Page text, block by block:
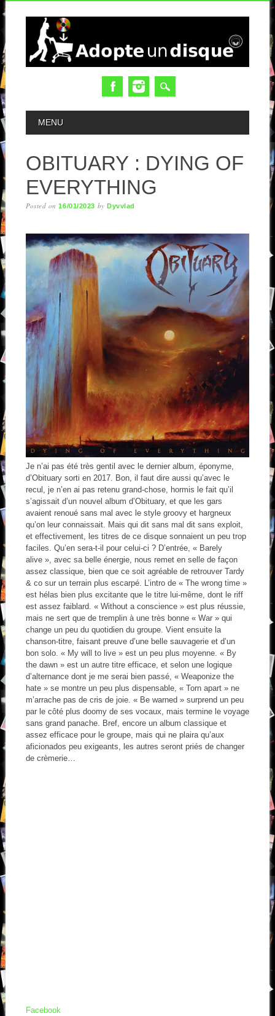
MAIN MENU
MENU
OBITUARY : DYING OF
EVERYTHING
Posted on16/01/2023 byDyvvlad
Je n’ai pas été très gentil avec le dernier album, éponyme,
d’Obituary sorti en 2017. Bon, il faut dire aussi qu’avec le
recul, je n’en ai pas retenu grand-chose, hormis le fait qu’il
s’agissait d’un nouvel album d’Obituary, et que les gars
avaient renoué sans mal avec le style groovy et hargneux
qu’on leur connaissait. Mais qui dit sans mal dit sans exploit,
et effectivement, les titres de ce disque sonnaient un peu trop
faciles. Qu’en sera-t-il pour celui-ci ? D’entrée, « Barely
alive », avec sa belle énergie, nous remet en selle de façon
assez classique, bien que ce soit agréable de retrouver Tardy
& co sur un terrain plus escarpé. L’intro de « The wrong time »
est hélas bien plus excitante que le titre lui-même, dont le riff
est assez faiblard. « Without a conscience » est plus réussie,
mais ne sert que de tremplin à une très bonne « War » qui
change un peu du quotidien du groupe. Vient ensuite la
chanson-titre, faisant preuve d’une belle sauvagerie et d’un
bon solo. « My will to live » est un peu plus moyenne. « By
the dawn » est un autre titre efficace, et selon une logique
d’alternance dont je me serai bien passé, « Weaponize the
hate » se montre un peu plus dispensable, « Torn apart » ne
m’arrache pas de cris de joie. « Be warned » surprend un peu
par le côté plus doomy de ses vocaux, mais termine le voyage
sans grand panache. Bref, encore un album classique et
assez efficace pour le groupe, mais qui ne plaira qu’aux
aficionados peu exigeants, les autres seront priés de changer
de crèmerie…
Facebook